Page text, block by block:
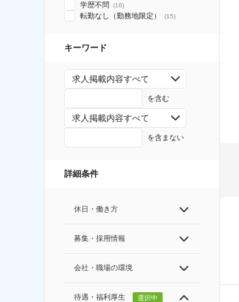
学歴不問 (16)
転勤なし（勤務地限定） (15)
キーワード
求人掲載内容すべて
を含む
求人掲載内容すべて
を含まない
詳細条件
休日・働き方
募集・採用情報
会社・職場の環境
待遇・福利厚生 選択中